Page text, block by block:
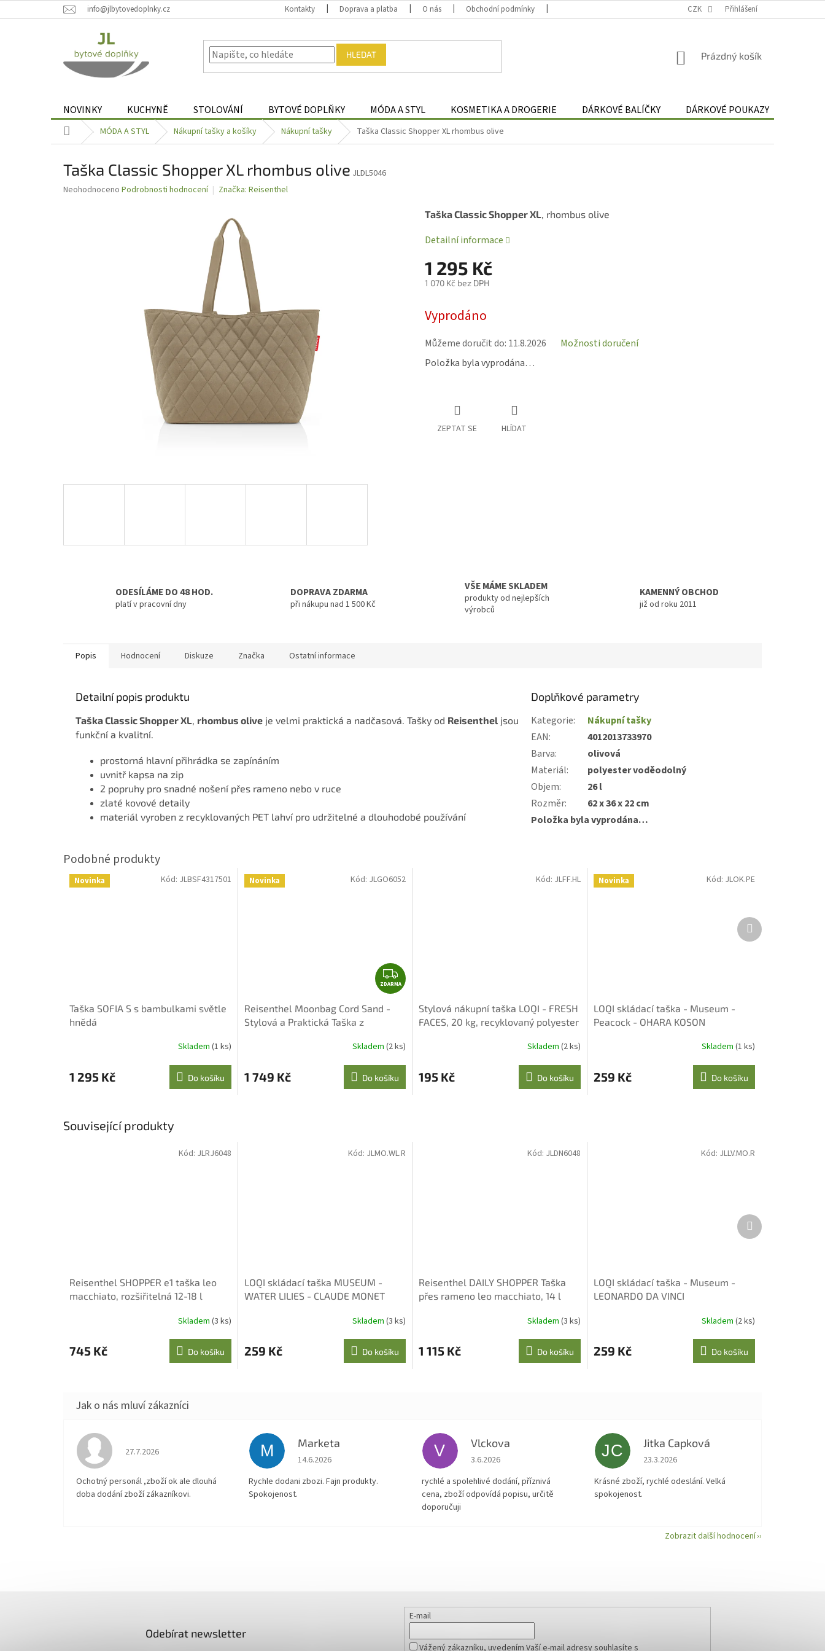
na
info@jlbytovedoplnky.cz Kontakty Doprava a platba O nás Obchodní podmínky Odstoupení od smlouvy
CZK Přihlášení
HLEDAT
NÁKUPNÍ
Prázdný košík
NOVINKY KUCHYNĚ STOLOVÁNÍ BYTOVÉ DOPLŇKY MÓDA A STYL KOSMETIKA A DROGERIE DÁRKOVÉ BALÍČKY DÁRKOVÉ POUKAZY
Domů MÓDA A STYL Nákupní tašky a košíky Nákupní tašky Taška Classic Shopper XL rhombus olive
Taška Classic Shopper XL rhombus olive JLDL5046
Průměrné
Neohodnoceno Podrobnosti hodnocení Značka: Reisenthel
1 295 Kč
1 070 Kč bez DPH
cena:
Vyprodáno
Můžeme doručit do: 11.8.2026
Možnosti doručení
Položka byla vyprodána…
Taška Classic Shopper XL, rhombus olive
Detailní informace
ZEPTAT SE HLÍDAT
ODESÍLÁME DO 48 HOD.
platí v pracovní dny
DOPRAVA ZDARMA
při nákupu nad 1 500 Kč
VŠE MÁME SKLADEM
produkty od nejlepších
výrobců
KAMENNÝ OBCHOD
již od roku 2011
Popis Hodnocení Diskuze Značka Ostatní informace
Detailní popis produktu
Taška Classic Shopper XL rhombus olive je velmi praktická a nadčasová. Tašky od Reisenthel jsou
funkční a kvalitní.
prostorná hlavní přihrádka se zapínáním
uvnitř kapsa na zip
2 popruhy pro snadné nošení přes rameno nebo v ruce
zlaté kovové detaily
materiál vyroben z recyklovaných PET lahví pro udržitelné a dlouhodobé používání
Doplňkové parametry
Kategorie:
Nákupní tašky
EAN:
4012013733970
Barva:
olivová
Materiál:
polyester voděodolný
Objem:
26 l
Rozměr:
62 x 36 x 22 cm
Položka byla vyprodána…
Novinka
Taška SOFIA S s bambulkami světle
hnědá
Skladem (1 ks)
1 295 Kč Do košíku
Kód: JLBSF4317501 Novinka
Z
D
A
ZDARMA
Reisenthel Moonbag Cord Sand -
Stylová a Praktická Taška z
Skladem (2 ks)
1 749 Kč Do košíku
Kód: JLGO6052
Stylová nákupní taška LOQI - FRESH
FACES, 20 kg, recyklovaný polyester
Skladem (2 ks)
195 Kč Do košíku
Kód: JLFF.HL Novinka
LOQI skládací taška - Museum -
Peacock - OHARA KOSON
Skladem (1 ks)
259 Kč Do košíku
Kód: JLOK.PE
Další
produkt
Související produkty
Reisenthel SHOPPER e1 taška leo
macchiato, rozšiřitelná 12-18 l
Skladem (3 ks)
745 Kč Do košíku
Kód: JLRJ6048
LOQI skládací taška MUSEUM -
WATER LILIES - CLAUDE MONET
Skladem (3 ks)
259 Kč Do košíku
Kód: JLMO.WL.R
Reisenthel DAILY SHOPPER Taška
přes rameno leo macchiato, 14 l
Skladem (3 ks)
1 115 Kč Do košíku
Kód: JLDN6048
LOQI skládací taška - Museum -
LEONARDO DA VINCI
Skladem (2 ks)
259 Kč Do košíku
Kód: JLLV.MO.R
Další
produkt
Hodnocení obchodu je 4 z 5 hvězdiček.
27.7.2026
Ochotný personál ,zboží ok ale dlouhá
doba dodání zboží zákazníkovi.
M Marketa
Hodnocení obchodu je 5 z 5 hvězdiček.
14.6.2026
Rychle dodani zbozi. Fajn produkty.
Spokojenost.
V Vlckova
Hodnocení obchodu je 5 z 5 hvězdiček.
3.6.2026
rychlé a spolehlivé dodání, příznivá
cena, zboží odpovídá popisu, určitě
doporučuji
JC Jitka Capková
Hodnocení obchodu je 5 z 5 hvězdiček.
23.3.2026
Krásné zboží, rychlé odeslání. Velká
spokojenost.
Zobrazit další hodnocení
Odebírat newsletter
E-mail
Vážený zákazníku, uvedením Vaší e-mail adresy souhlasíte s